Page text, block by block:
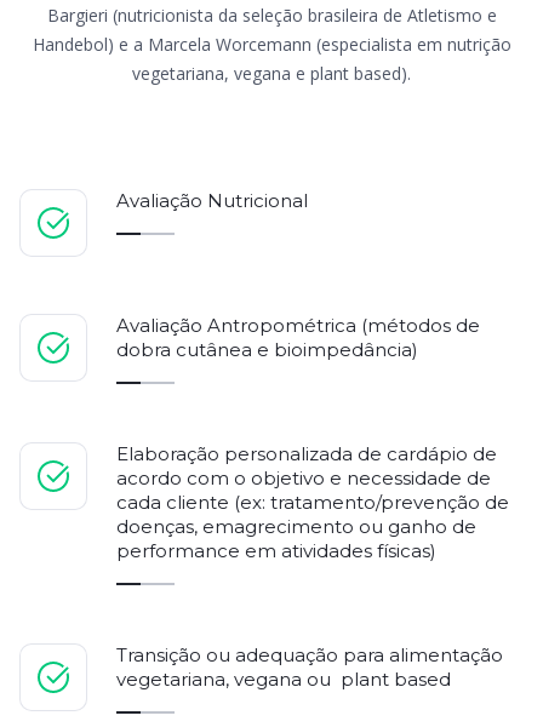
Bargieri (nutricionista da seleção brasileira de Atletismo e
Handebol) e a Marcela Worcemann (especialista em nutrição
vegetariana, vegana e plant based).
Avaliação Nutricional
Avaliação Antropométrica (métodos de
dobra cutânea e bioimpedância)
Elaboração personalizada de cardápio de
acordo com o objetivo e necessidade de
cada cliente (ex: tratamento/prevenção de
doenças, emagrecimento ou ganho de
performance em atividades físicas)
Transição ou adequação para alimentação
vegetariana, vegana ou plant based